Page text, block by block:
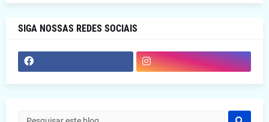
SIGA NOSSAS REDES SOCIAIS